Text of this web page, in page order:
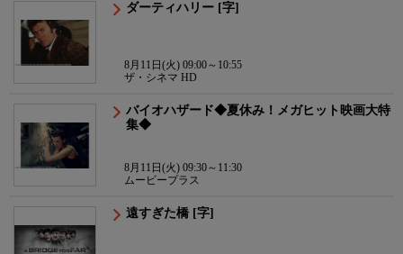
ダーティハリー [字]
8月11日(火) 09:00～10:55
ザ・シネマ HD
バイオハザード◆夏休み！メガヒット映画大特
集◆
8月11日(火) 09:30～11:30
ムービープラス
遠すぎた橋 [字]